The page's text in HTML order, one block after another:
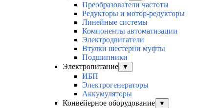
Преобразователи частоты
Редукторы и мотор-редукторы
Линейные системы
Компоненты автоматизации
Электродвигатели
Втулки шестерни муфты
Подшипники
Электропитание
▼
ИБП
Электрогенераторы
Аккумуляторы
Конвейерное оборудование
▼